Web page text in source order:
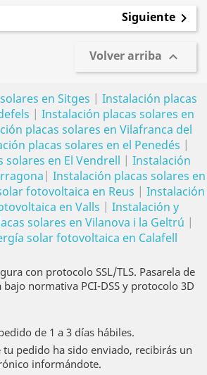
Siguiente 
Volver arriba 
en Sitges | Instalación placas
| Instalación placas solares en
placas solares en Vilafranca del
placas solares en el Penedés |
solares en El Vendrell | Instalación
| Instalación placas solares en
fotovoltaica en Reus | Instalación
en Valls | Instalación y
solares en Vilanova i la Geltrú |
solar fotovoltaica en Calafell
con protocolo SSL/TLS. Pasarela de
bajo normativa PCI-DSS y protocolo 3D
de 1 a 3 días hábiles.
tu pedido ha sido enviado, recibirás un
informándote.